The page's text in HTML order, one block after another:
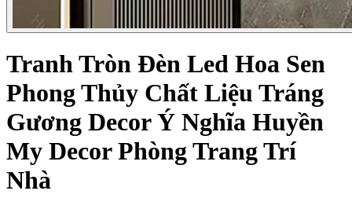
Tranh Tròn Đèn Led Hoa Sen
Phong Thủy Chất Liệu Tráng
Gương Decor Ý Nghĩa Huyền
My Decor Phòng Trang Trí
Nhà